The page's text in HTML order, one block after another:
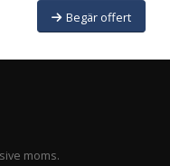
Begär offert
moms.